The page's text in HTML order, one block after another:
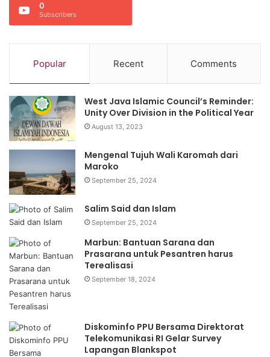
0
Subscribers
Popular Recent Comments
West Java Islamic Council’s Reminder:
Unity Over Division in the Political Year
August 13, 2023
Mengenal Tujuh Wali Karomah dari
Maroko
September 25, 2024
Salim Said dan Islam
September 25, 2024
Marbun: Bantuan Sarana dan
Prasarana untuk Pesantren harus
Terealisasi
September 18, 2024
Diskominfo PPU Bersama Direktorat
Telekomunikasi RI Gelar Survey
Lapangan Blankspot